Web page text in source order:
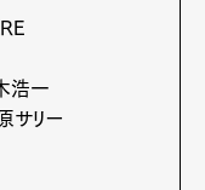
浩一
サリー